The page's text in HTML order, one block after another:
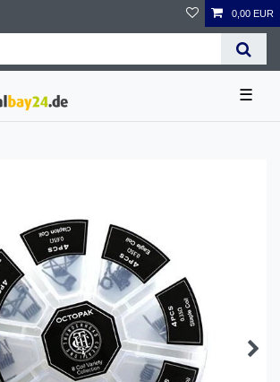
0,00 EUR
☰